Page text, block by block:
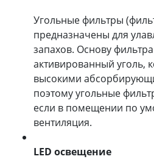
Угольные фильтры
предназначены для
запахов. Основу фильтра
активированный уголь,
высокими
поэтому угольные
если в помещении по
вентиляция.
LED освещение